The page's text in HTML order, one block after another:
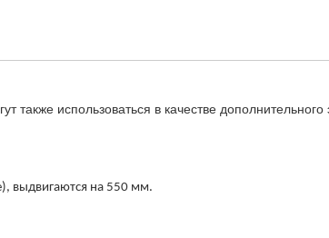
также использоваться в качестве
выдвигаются на 550 мм.